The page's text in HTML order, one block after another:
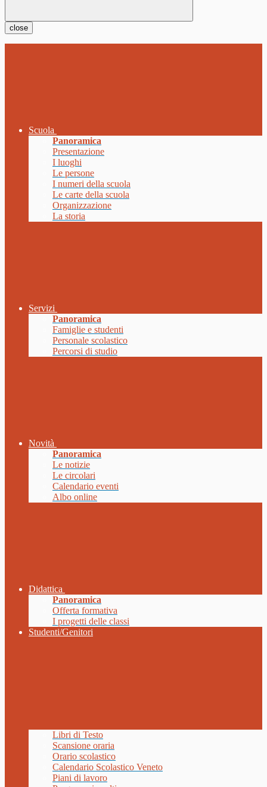
close
Scuola
Panoramica
Presentazione
I luoghi
Le persone
I numeri della scuola
Le carte della scuola
Organizzazione
La storia
Servizi
Panoramica
Famiglie e studenti
Personale scolastico
Percorsi di studio
Novità
Panoramica
Le notizie
Le circolari
Calendario eventi
Albo online
Didattica
Panoramica
Offerta formativa
I progetti delle classi
Studenti/Genitori
Libri di Testo
Scansione oraria
Orario scolastico
Calendario Scolastico Veneto
Piani di lavoro